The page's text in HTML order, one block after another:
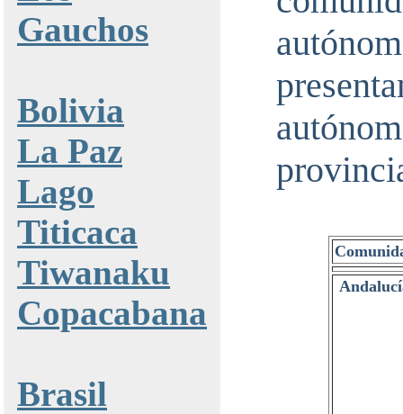
Gauchos
Bolivia
La Paz
Lago
Titicaca
Tiwanaku
Copacabana
Brasil